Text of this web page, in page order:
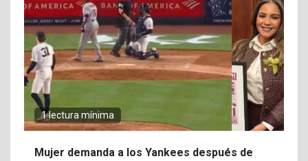
1 lectura mínima
Mujer demanda a los Yankees después de